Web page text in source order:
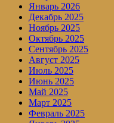
Январь 2026
Декабрь 2025
Ноябрь 2025
Октябрь 2025
Сентябрь 2025
Август 2025
Июль 2025
Июнь 2025
Май 2025
Март 2025
Февраль 2025